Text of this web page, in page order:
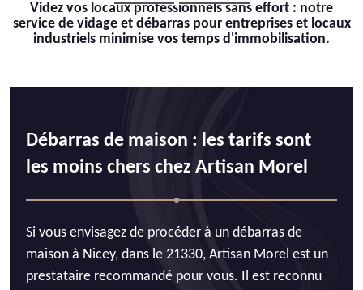
Videz vos locaux professionnels sans effort : notre
service de vidage et débarras pour entreprises et locaux
industriels minimise vos temps d'immobilisation.
Débarras de maison : les tarifs sont
les moins chers chez Artisan Morel
Si vous envisagez de procéder à un débarras de
maison à Nicey, dans le 21330, Artisan Morel est un
prestataire recommandé pour vous. Il est reconnu